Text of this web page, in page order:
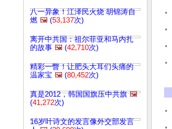
八一异象！江泽民火烧 胡锦涛自
燃 🖼️ (53,137次)
离开中共国：祖尔菲亚和马内扎
的故事 🖼️ (42,710次)
精彩一瞥！让肥头大耳们头痛的
温家宝 🖼️ (80,452次)
真是2012，韩国国旗压中共旗 🖼️
(41,272次)
16岁叶诗文的发言像外交部发言